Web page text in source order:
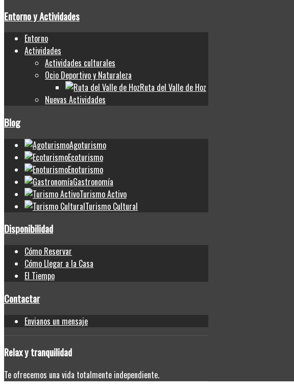
Entorno y Actividades
Entorno
Actividades
Actividades culturales
Ocio Deportivo y Naturaleza
Ruta del Valle de Hoz
Nuevas Actividades
Blog
Agoturismo
Ecoturismo
Enoturismo
Gastronomía
Turismo Activo
Turismo Cultural
Disponibilidad
Cómo Reservar
Cómo Llegar a la Casa
El Tiempo
Contactar
Envianos un mensaje
Relaxy tranquilidad
Te ofrecemos una vida totalmente independiente.